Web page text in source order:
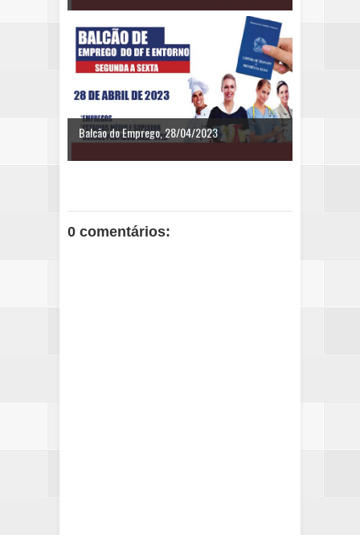
Balcão do Emprego, 28/04/2023
0 comentários: